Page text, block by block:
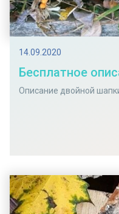
14.09.2020
Бесплатное
Описание двойной